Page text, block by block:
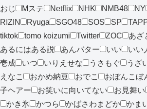
おじ
Mステ Netflix NHK NMB48 NY
RIZIN
Ryuga SGO48 SOS SP
tiktok
tomo koizumi Twitter ZOC あざ
あるにはある説
あんバター いい いい
壱成
いつ いりえせな うさもぐ うざ
えなこ
おかめ納豆 おでこ おぼんこぼ
子ヘアー
お笑いに向いてない お見舞い
かき氷
かつら かばさわまどか
かま